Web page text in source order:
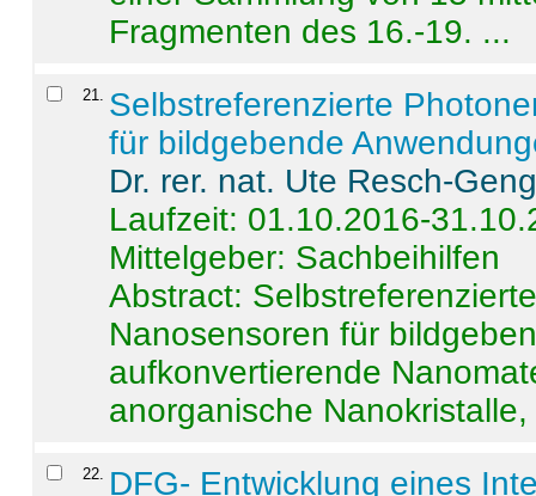
Fragmenten des 16.-19. ...
21
Selbstreferenzierte
für bildgebende
Dr. rer. nat. Ute Resch-
Laufzeit: 01.10.2016-
Mittelgeber: Sachbeihilfen
Abstract:
Nanosensoren für
aufkonvertierende
anorganische
22
DFG- Entwicklung eines